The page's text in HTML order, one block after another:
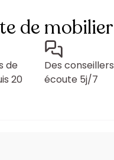
de
de
20
Des
écoute 5j/7